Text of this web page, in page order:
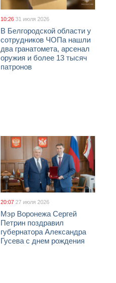
10:26 31 июля 2026
В Белгородской области у
сотрудников ЧОПа нашли
два гранатомета, арсенал
оружия и более 13 тысяч
патронов
20:07 27 июля 2026
Мэр Воронежа Сергей
Петрин поздравил
губернатора Александра
Гусева с днем рождения